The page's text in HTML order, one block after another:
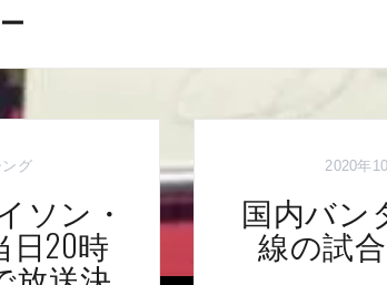
ング
ソン・
20時
2020年
国内バン
線の試